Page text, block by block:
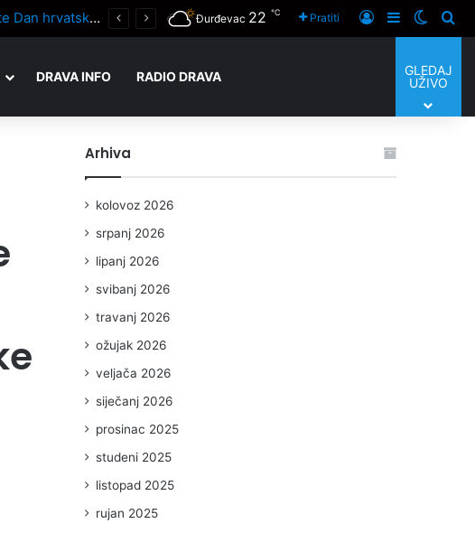
Svetom misom u Goli obilježen Dan pobjede i domovinske zahvalnosti te Dan hrvatskih branitelja Đurđevac 22 ℃ Pratiti Prijaviti se
Sidebar
DRAVA INFO RADIO DRAVA
GLEDAJ
UŽIVO
Arhiva
kolovoz 2026
srpanj 2026
lipanj 2026
svibanj 2026
travanj 2026
ožujak 2026
veljača 2026
siječanj 2026
prosinac 2025
studeni 2025
listopad 2025
rujan 2025